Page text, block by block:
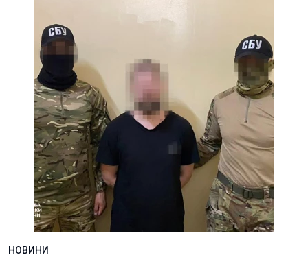
НОВИНИ